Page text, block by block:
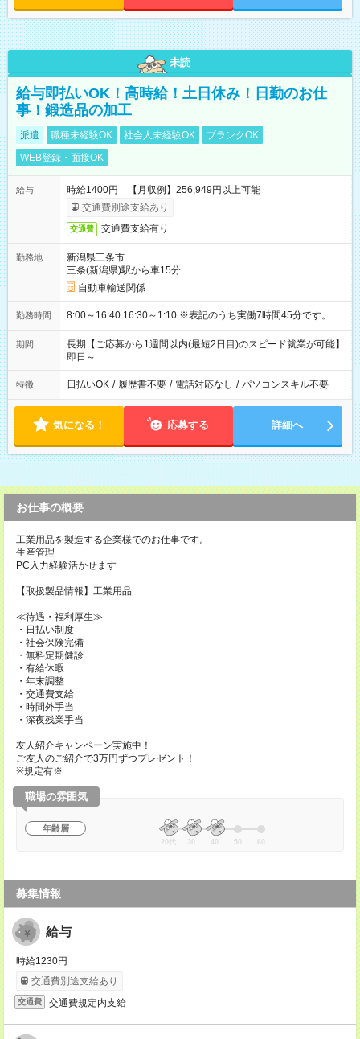
未読
給与即払いOK！高時給！土日休み！日勤のお仕
事！鍛造品の加工
派遣 職種未経験OK 社会人未経験OK
ブランクOK
WEB登録・面接OK
給与
時給1400円 【月収例】256,949円以上可能
交通費別途支給あり
交通費 交通費支給有り
勤務地
新潟県三条市
三条(新潟県)駅から車15分
自動車輸送関係
勤務時間 8:00～16:40 16:30～1:10 ※表記のうち実働7時間45分です。
期間
長期【ご応募から1週間以内(最短2日目)のスピード就業が可能】
即日～
特徴 日払いOK / 履歴書不要 / 電話対応なし / パソコンスキル不要
気になる！ 応募する 詳細へ
お仕事の概要
工業用品を製造する企業様でのお仕事です。
生産管理
PC入力経験活かせます
【取扱製品情報】工業用品
≪待遇・福利厚生≫
・日払い制度
・社会保険完備
・無料定期健診
・有給休暇
・年末調整
・交通費支給
・時間外手当
・深夜残業手当
友人紹介キャンペーン実施中！
ご友人のご紹介で3万円ずつプレゼント！
※規定有※
職場の雰囲気
年齢層
20代 30 40 50 60
募集情報
給与
時給1230円
交通費別途支給あり
交通費 交通費規定内支給